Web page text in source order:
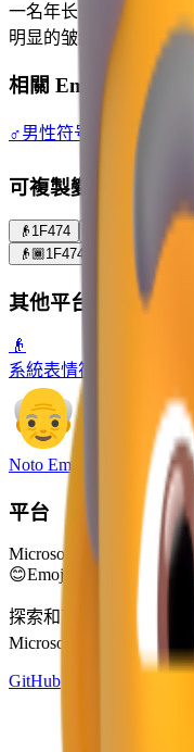
一名年长男性，通常被
明显的皱纹。
相關 Emoji
♂️男性符号 男孩
可複製變體
👴 1F474 1F474 1F3FB
👴🏾1F474 1F3FE 👴🏿
其他平台
👴
系統表情符號
Noto Emoji
平台
Microsoft 3D Fluent Emoji
😊Emoji Directory
探索和下載來自多個設
Microsoft 等，全部集中
GitHub